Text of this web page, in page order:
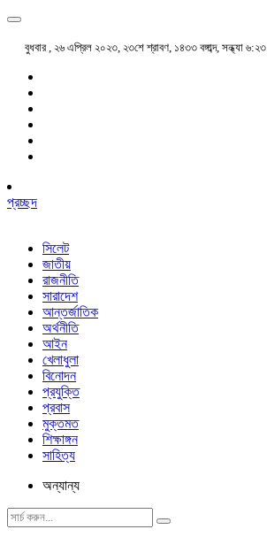
বুধবার , ২৬ এপ্রিল ২০২৩, ২৩শে শ্রাবণ, ১৪৩৩ বঙ্গাব্দ, সন্ধ্যা ৬:২৩
প্রচ্ছদ
সিলেট
জাতীয়
রাজনীতি
সারাদেশ
আন্তর্জাতিক
অর্থনীতি
আইন
খেলাধুলা
বিনোদন
প্রযুক্তি
প্রবাস
মুক্তমত
শিক্ষাঙ্গন
সাহিত্য
অন্যান্য